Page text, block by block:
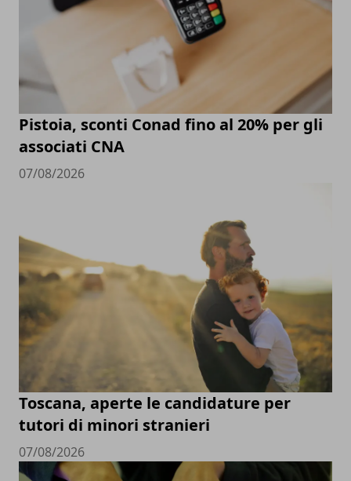
Pistoia, sconti Conad fino al 20% per gli
associati CNA
07/08/2026
Toscana, aperte le candidature per
tutori di minori stranieri
07/08/2026